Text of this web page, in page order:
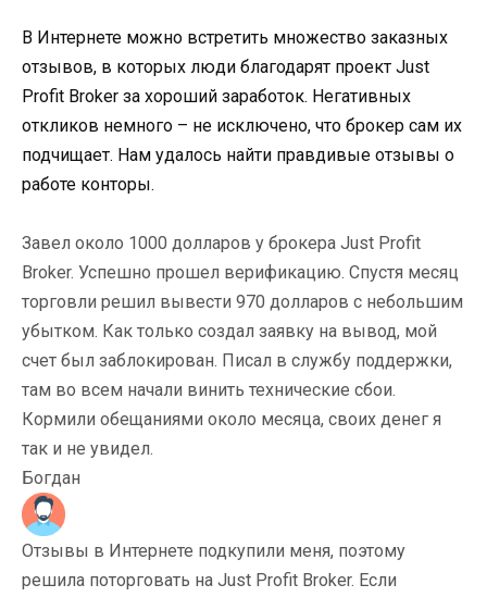
В Интернете можно встретить множество заказных
отзывов, в которых люди благодарят проект Just
Profit Broker за хороший заработок. Негативных
откликов немного – не исключено, что брокер сам их
подчищает. Нам удалось найти правдивые отзывы о
работе конторы.
Завел около 1000 долларов у брокера Just Profit
Broker. Успешно прошел верификацию. Спустя месяц
торговли решил вывести 970 долларов с небольшим
убытком. Как только создал заявку на вывод, мой
счет был заблокирован. Писал в службу поддержки,
там во всем начали винить технические сбои.
Кормили обещаниями около месяца, своих денег я
так и не увидел.
Богдан
Отзывы в Интернете подкупили меня, поэтому
решила поторговать на Just Profit Broker. Если